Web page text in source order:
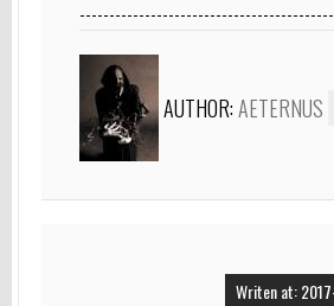
AUTHOR:AETERNUS
Writen at: